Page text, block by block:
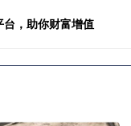
，助你财富增值